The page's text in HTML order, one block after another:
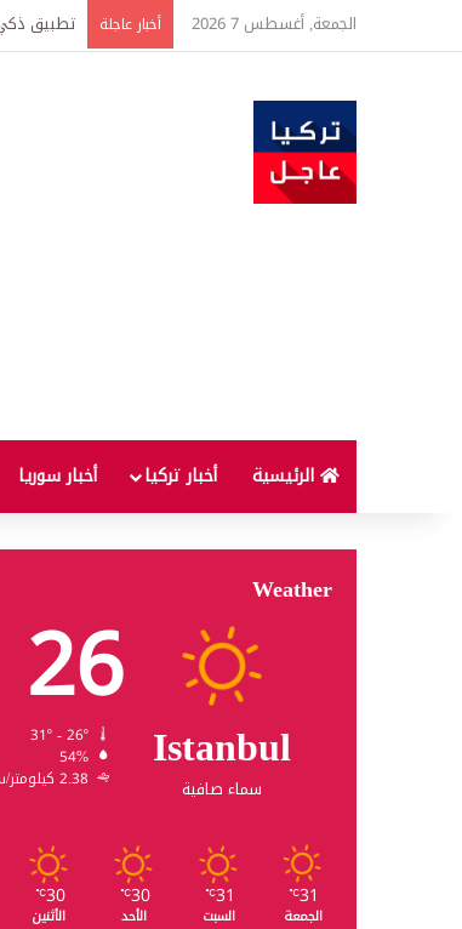
الجمعة, أغسطس 7 2026 أخبار عاجلة تركيا
الرئيسية أخبار تركيا أخبار سوريا
Weather
Istanbul
سماء صافية
26
54%
2.38 كيلومتر/ساعة
31
℃
الجمعة
31
℃
السبت
30
℃
الأحد
30
℃
الأثنين